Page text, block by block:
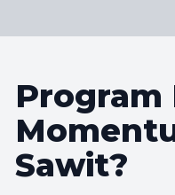
Program
Sawit?